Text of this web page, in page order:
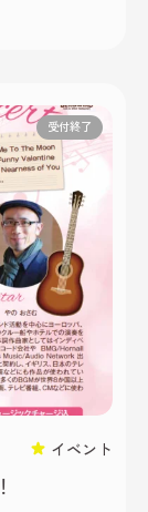
ざまな個性
様限定につ
[…]
イベント
受付終了